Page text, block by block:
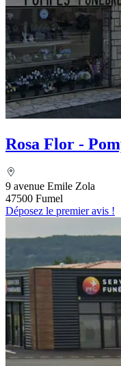
Rosa Flor -
9 avenue Emile Zola
47500 Fumel
Déposez le premier avis !